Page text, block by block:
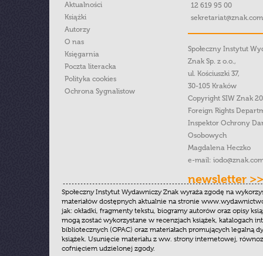
Aktualności
Książki
Autorzy
O nas
Księgarnia
Poczta literacka
Polityka cookies
Ochrona Sygnalistow
12 619 95 00
Społeczny Instytut
Znak Sp. z o.o.,
ul. Kościuszki 37,
30-105 Kraków
Copyright SIW Znak
Foreign Rights
Inspektor Ochrony
Osobowych
Magdalena Heczko
e-mail:
newsletter >>
Społeczny Instytut Wydawniczy Znak wyraża zgodę na
materiałów dostępnych aktualnie na stronie
jak: okładki, fragmenty tekstu, biogramy autorów oraz opisy
mogą zostać wykorzystane w recenzjach książek, katalogach
bibliotecznych (OPAC) oraz materiałach promujących legalną
książek. Usunięcie materiału z ww. strony internetowej,
cofnięciem udzielonej zgody.